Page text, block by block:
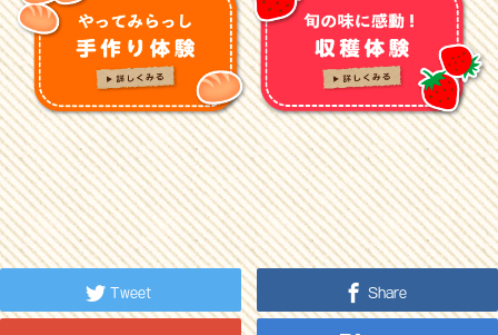
Tweet Share